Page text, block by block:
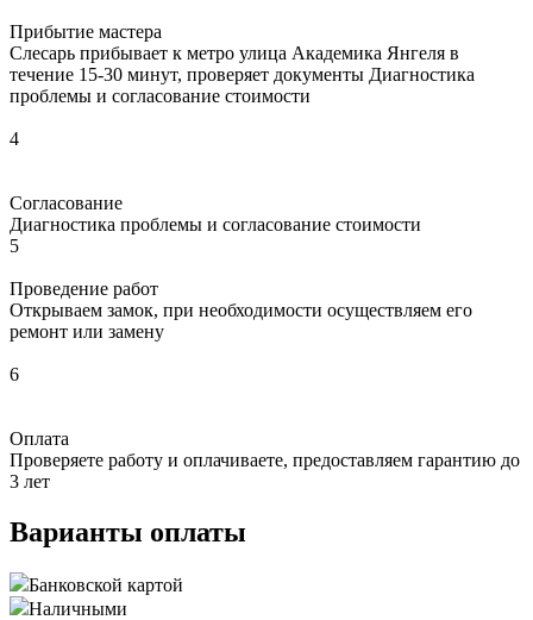
Прибытие мастера
Слесарь прибывает к метро улица Академика Янгеля в
течение 15-30 минут, проверяет документы Диагностика
проблемы и согласование стоимости
4
Согласование
Диагностика проблемы и согласование стоимости
5
Проведение работ
Открываем замок, при необходимости осуществляем его
ремонт или замену
6
Оплата
Проверяете работу и оплачиваете, предоставляем гарантию до
3 лет
Варианты оплаты
Банковской картой
Наличными